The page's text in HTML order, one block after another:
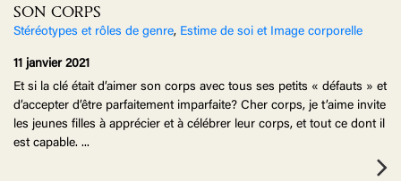
SON CORPS
Stéréotypes et rôles de genre, Estime de soi et Image corporelle
11 janvier 2021
Et si la clé était d’aimer son corps avec tous ses petits « défauts » et
d’accepter d’être parfaitement imparfaite? Cher corps, je t’aime invite
les jeunes filles à apprécier et à célébrer leur corps, et tout ce dont il
est capable. ...